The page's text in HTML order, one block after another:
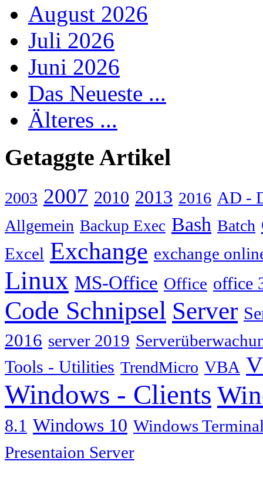
August 2026
Juli 2026
Juni 2026
Das Neueste ...
Älteres ...
Getaggte Artikel
2003 2007 2010 2013 2016 AD -
Allgemein Backup Exec Bash Batch
Excel Exchange exchange
Linux MS-Office Office office
Code Schnipsel Server
2016 server 2019
Tools - Utilities TrendMicro VBA
Windows - Clients
8.1 Windows 10 Windows
Presentaion Server